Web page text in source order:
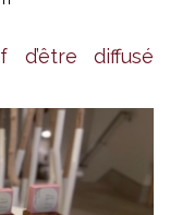
d’être diffusé